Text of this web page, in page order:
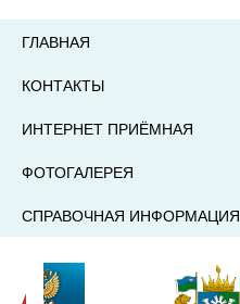
ГЛАВНАЯ
КОНТАКТЫ
ИНТЕРНЕТ ПРИЁМНАЯ
ФОТОГАЛЕРЕЯ
СПРАВОЧНАЯ ИНФОРМАЦИЯ